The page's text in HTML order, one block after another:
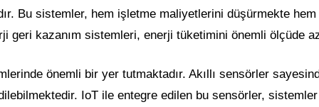
Bu sistemler, hem işletme maliyetlerini düşürmekte
kazanım sistemleri, enerji tüketimini önemli ölçüde
önemli bir yer tutmaktadır. Akıllı sensörler
IoT ile entegre edilen bu sensörler,